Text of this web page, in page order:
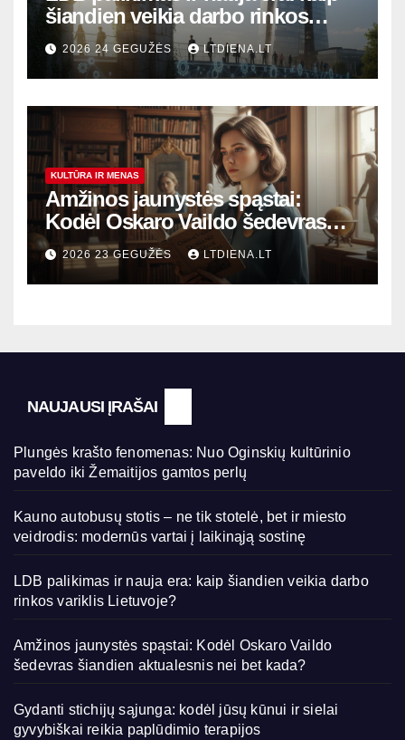
šiandien veikia darbo rinkos
variklis Lietuvoje?
2026 24 GEGUŽĖS LTDIENA.LT
KULTŪRA IR MENAS
Amžinos jaunystės spąstai:
Kodėl Oskaro Vaildo šedevras
šiandien aktualesnis nei bet
kada?
2026 23 GEGUŽĖS LTDIENA.LT
NAUJAUSI ĮRAŠAI
Plungės krašto fenomenas: Nuo Oginskių kultūrinio
paveldo iki Žemaitijos gamtos perlų
Kauno autobusų stotis – ne tik stotelė, bet ir miesto
veidrodis: modernūs vartai į laikinąją sostinę
LDB palikimas ir nauja era: kaip šiandien veikia darbo
rinkos variklis Lietuvoje?
Amžinos jaunystės spąstai: Kodėl Oskaro Vaildo
šedevras šiandien aktualesnis nei bet kada?
Gydanti stichijų sąjunga: kodėl jūsų kūnui ir sielai
gyvybiškai reikia paplūdimio terapijos